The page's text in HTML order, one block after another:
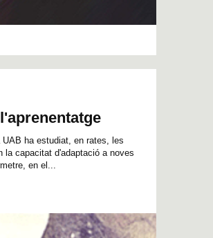
ha estudiat, en rates, les
la capacitat d'adaptació a noves
en el...